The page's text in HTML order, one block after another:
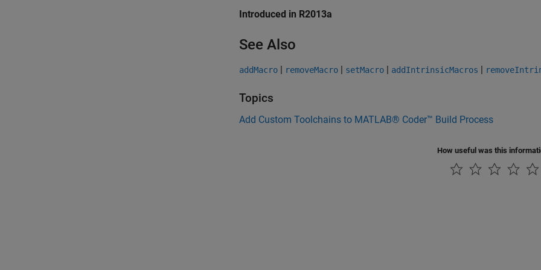
Introduced in R2013a
See Also
addMacro | removeMacro | setMacro | addIntrinsicMacros |
Topics
Add Custom Toolchains to MATLAB® Coder™ Build Process
How useful was this